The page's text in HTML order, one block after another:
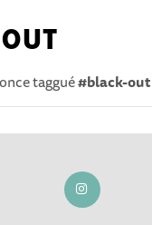
taggué#black-out